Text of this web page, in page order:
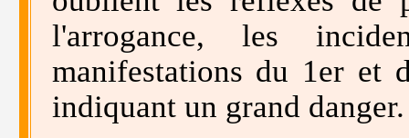
l'arrogance, les
manifestations du 1er et
indiquant un grand danger.